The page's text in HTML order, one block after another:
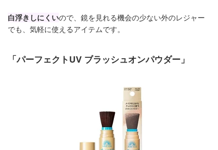
白浮きしにくいので、鏡を見れる機会の少ない外のレジャー
でも、気軽に使えるアイテムです。
「パーフェクトUV ブラッシュオンパウダー」